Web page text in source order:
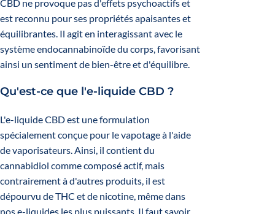
CBD ne provoque pas d'effets psychoactifs et
est reconnu pour ses propriétés apaisantes et
équilibrantes. Il agit en interagissant avec le
système endocannabinoïde du corps, favorisant
ainsi un sentiment de bien-être et d'équilibre.
Qu'est-ce que l'e-liquide CBD ?
L'e-liquide CBD est une formulation
spécialement conçue pour le vapotage à l'aide
de vaporisateurs. Ainsi, il contient du
cannabidiol comme composé actif, mais
contrairement à d'autres produits, il est
dépourvu deTHC et de nicotine, même dans
nos e-liquides les plus puissants. Il faut savoir